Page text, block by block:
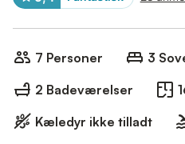
7 Personer
3
2 Badeværelser
Kæledyr ikke tilladt